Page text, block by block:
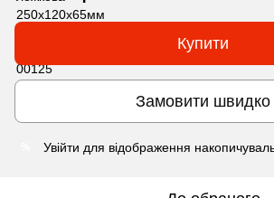
Купити
Замовити швидко
Увійти для відображення